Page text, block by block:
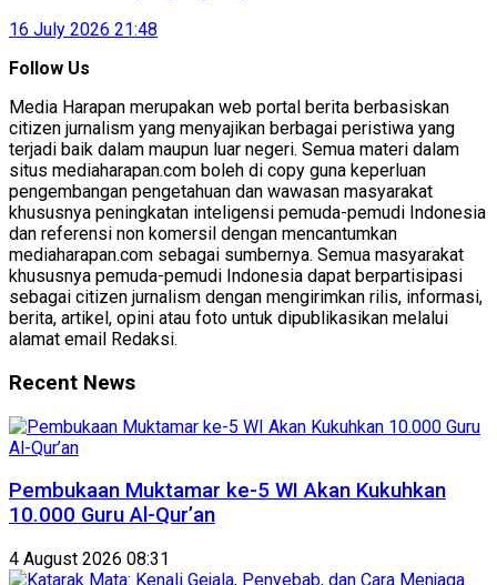
16 July 2026 21:48
Follow Us
Media Harapan merupakan web portal berita berbasiskan
citizen jurnalism yang menyajikan berbagai peristiwa yang
terjadi baik dalam maupun luar negeri. Semua materi dalam
situs mediaharapan.com boleh di copy guna keperluan
pengembangan pengetahuan dan wawasan masyarakat
khususnya peningkatan inteligensi pemuda-pemudi Indonesia
dan referensi non komersil dengan mencantumkan
mediaharapan.com sebagai sumbernya. Semua masyarakat
khususnya pemuda-pemudi Indonesia dapat berpartisipasi
sebagai citizen jurnalism dengan mengirimkan rilis, informasi,
berita, artikel, opini atau foto untuk dipublikasikan melalui
alamat email Redaksi.
Recent News
Pembukaan Muktamar ke-5 WI Akan Kukuhkan
10.000 Guru Al-Qur’an
4 August 2026 08:31